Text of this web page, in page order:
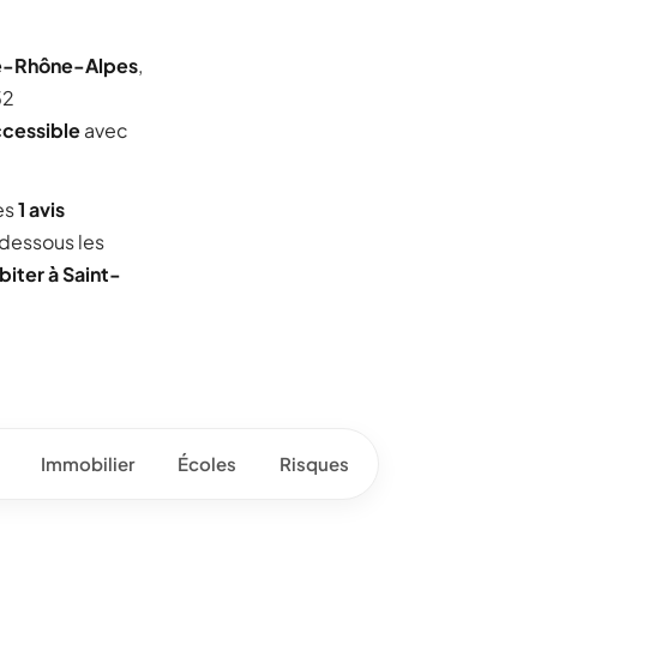
Rhône-Alpes,
avec
1 avis
les
à Saint-
Immobilier Écoles Risques